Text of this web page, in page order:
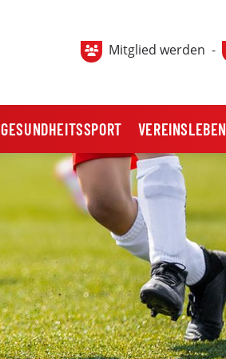
Mitglied werden -
GESUNDHEITSSPORT VEREINSLEBEN